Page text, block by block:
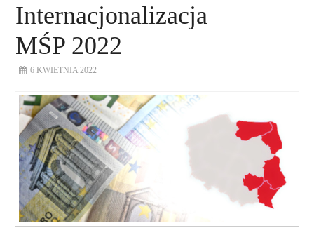
PROEXIO
Internacjonalizacja
MŚP 2022
6 KWIETNIA 2022